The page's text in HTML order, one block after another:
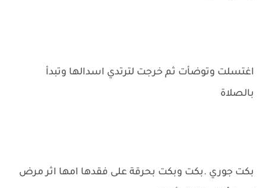
اغتسلت وتوضأت ثم خرجت لترتدي اسدالها وتبدأ
بالصلاة
بكت جوري .بكت وبكت بحرقة على فقدها امها اثر مرض